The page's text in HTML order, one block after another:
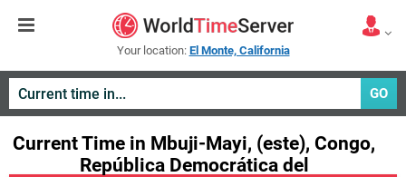
Your location: El Monte, California
GO
Current Time in Mbuji-Mayi, (este), Congo,
República Democrática del